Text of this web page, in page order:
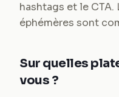
hashtags et le
éphémères sont
Sur quelles
vous ?